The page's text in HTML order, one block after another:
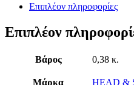
Επιπλέον πληροφορίες
Επιπλέον
Βάρος 0,38 κ.
Μάρκα HEAD &